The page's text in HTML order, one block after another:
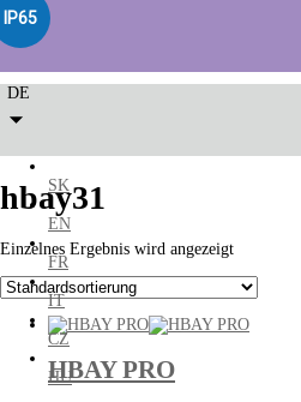
DE
SK
EN
FR
IT
CZ
HU
hbay31
Einzelnes Ergebnis wird angezeigt
IP65
HBAY PRO